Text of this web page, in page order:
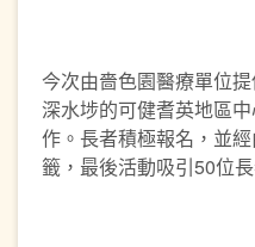
今次由嗇色園醫療單位
深水埗的可健耆英地區
作。長者積極報名，並
籤，最後活動吸引50位